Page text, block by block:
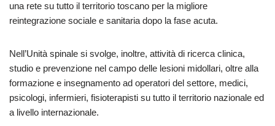
una rete su tutto il territorio toscano per la migliore
reintegrazione sociale e sanitaria dopo la fase acuta.
Nell’Unità spinale si svolge, inoltre, attività di ricerca clinica,
studio e prevenzione nel campo delle lesioni midollari, oltre alla
formazione e insegnamento ad operatori del settore, medici,
psicologi, infermieri, fisioterapisti su tutto il territorio nazionale ed
a livello internazionale.